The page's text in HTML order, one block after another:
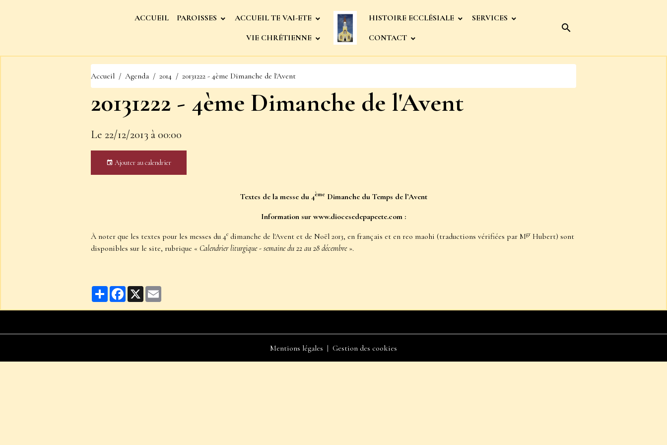
ACCUEIL PAROISSES
ACCUEIL TE VAI-ETE
VIE CHRÉTIENNE
HISTOIRE ECCLÉSIALE
SERVICES
CONTACT
Accueil Agenda 2014 20131222 - 4ème Dimanche de l'Avent
20131222 - 4ème Dimanche de l'Avent
Le 22/12/2013 à 00:00
Ajouter au calendrier
Textes de la messe du 4ème Dimanche du Temps de l’Avent
Information sur www.diocesedepapeete.com :
À noter que les textes pour les messes du 4e dimanche de l'Avent et de Noël 2013, en français et en reo maohi (traductions vérifiées par Mgr Hubert) sont
disponibles sur le site, rubrique « Calendrier liturgique - semaine du 22 au 28 décembre».
PartagerFacebook
X
Mentions légales Gestion des cookies